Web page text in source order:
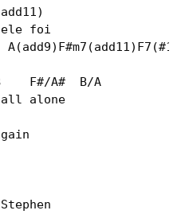
ele foi
F#/A#  B/A
all alone